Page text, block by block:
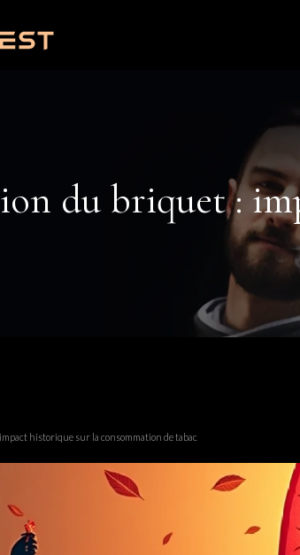
du briquet :
historique sur la consommation de tabac